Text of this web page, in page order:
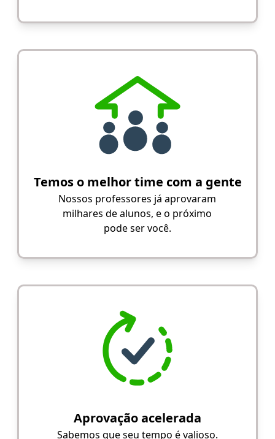
Temos o melhor time com a gente
Nossos professores já aprovaram
milhares de alunos, e o próximo
pode ser você.
Aprovação acelerada
Sabemos que seu tempo é valioso.